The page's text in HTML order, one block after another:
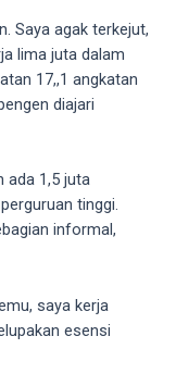
Saya agak terkejut,
lima juta dalam
17,,1 angkatan
diajari
ada 1,5 juta
tinggi.
informal,
saya kerja
esensi